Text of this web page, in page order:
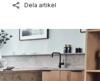
Dela artikel